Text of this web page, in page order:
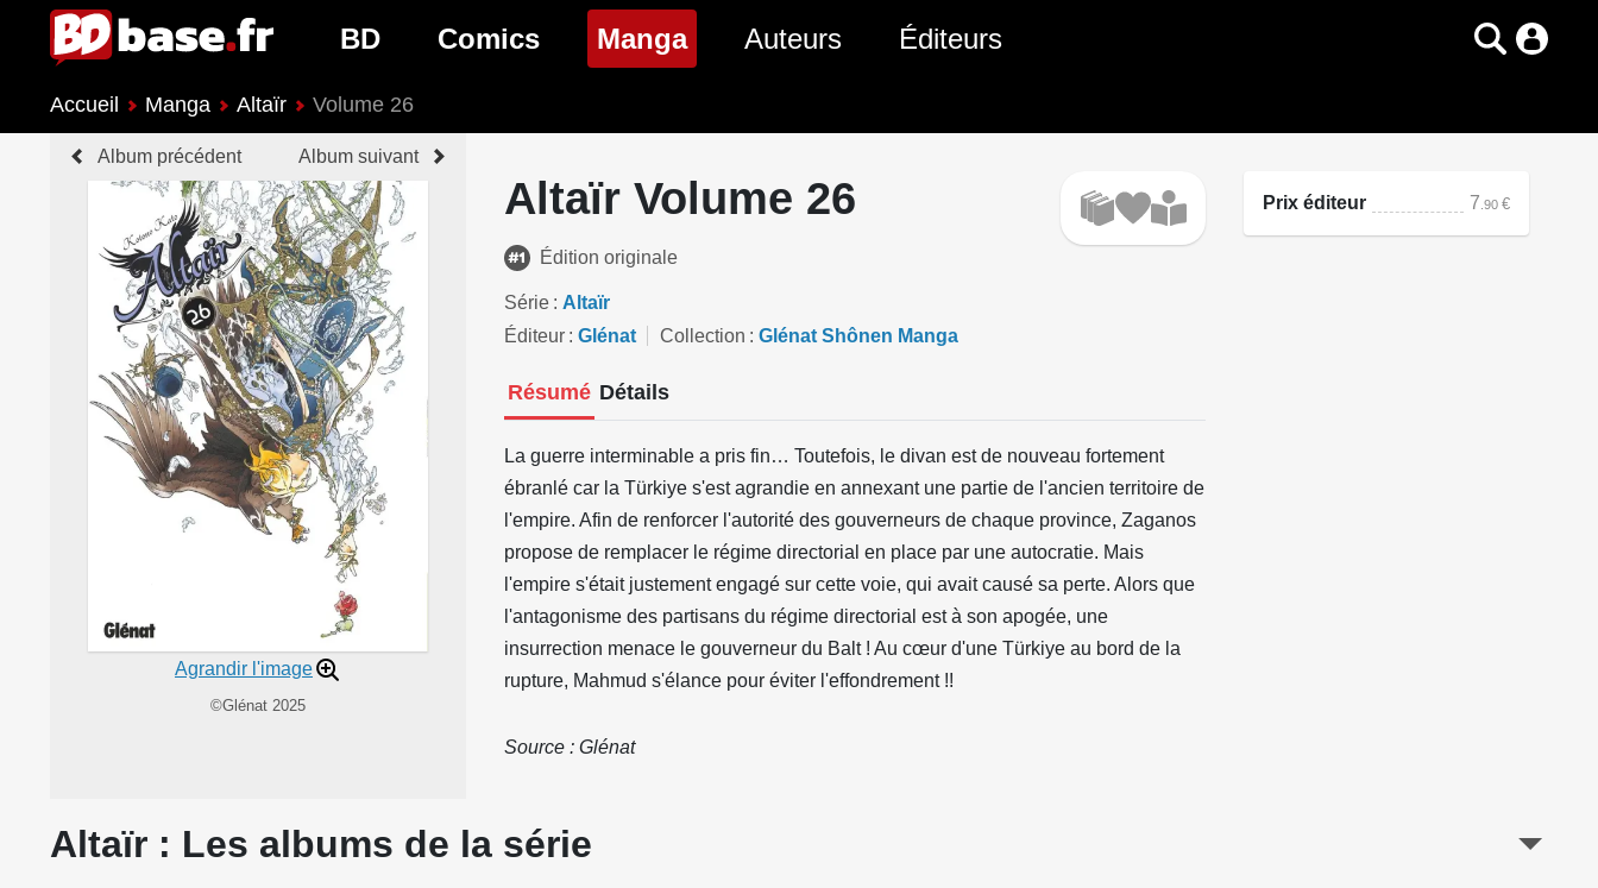
BD
Nouveautés BD
Prochaines sorties BD
Genres BD
Comics Manga(page courante)
Auteurs Éditeurs
Accueil Manga Altaïr Volume 26
Album précédent Album suivant
Agrandir l'image
©Glénat 2025
Altaïr Volume 26
Édition originale
Série
Altaïr
Éditeur
Glénat Collection Glénat Shônen Manga
Résumé Détails
La guerre interminable a pris fin… Toutefois, le divan est de nouveau fortement
ébranlé car la Türkiye s'est agrandie en annexant une partie de l'ancien territoire de
l'empire. Afin de renforcer l'autorité des gouverneurs de chaque province, Zaganos
propose de remplacer le régime directorial en place par une autocratie. Mais
l'empire s'était justement engagé sur cette voie, qui avait causé sa perte. Alors que
l'antagonisme des partisans du régime directorial est à son apogée, une
insurrection menace le gouverneur du Balt ! Au cœur d'une Türkiye au bord de la
rupture, Mahmud s'élance pour éviter l'effondrement !!
Source : Glénat
Prix éditeur 7 .90 €
Altaïr : Les albums de la série